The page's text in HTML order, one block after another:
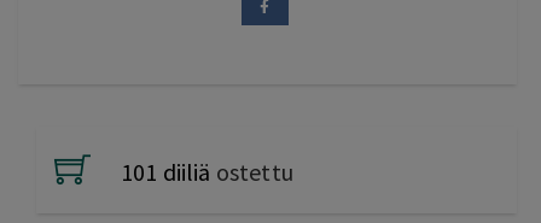
101 diiliä ostettu